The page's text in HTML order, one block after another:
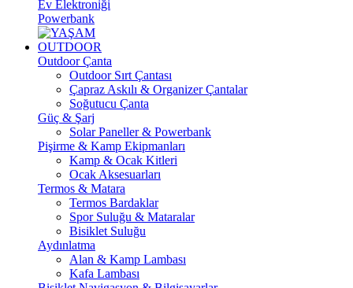
Ev Elektroniği
Powerbank
OUTDOOR
Outdoor Çanta
Outdoor Sırt Çantası
Çapraz Askılı & Organizer Çantalar
Soğutucu Çanta
Güç & Şarj
Solar Paneller & Powerbank
Pişirme & Kamp Ekipmanları
Kamp & Ocak Kitleri
Ocak Aksesuarları
Termos & Matara
Termos Bardaklar
Spor Suluğu & Mataralar
Bisiklet Suluğu
Aydınlatma
Alan & Kamp Lambası
Kafa Lambası